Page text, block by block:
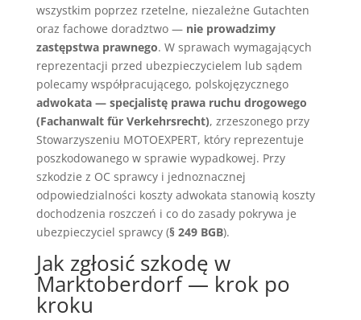
wszystkim poprzez rzetelne, niezależne Gutachten
oraz fachowe doradztwo — nie prowadzimy
zastępstwa prawnego. W sprawach wymagających
reprezentacji przed ubezpieczycielem lub sądem
polecamy współpracującego, polskojęzycznego
adwokata — specjalistę prawa ruchu drogowego
(Fachanwalt für Verkehrsrecht), zrzeszonego przy
Stowarzyszeniu MOTOEXPERT, który reprezentuje
poszkodowanego w sprawie wypadkowej. Przy
szkodzie z OC sprawcy i jednoznacznej
odpowiedzialności koszty adwokata stanowią koszty
dochodzenia roszczeń i co do zasady pokrywa je
ubezpieczyciel sprawcy (§ 249 BGB).
Jak zgłosić szkodę w
Marktoberdorf — krok po
kroku